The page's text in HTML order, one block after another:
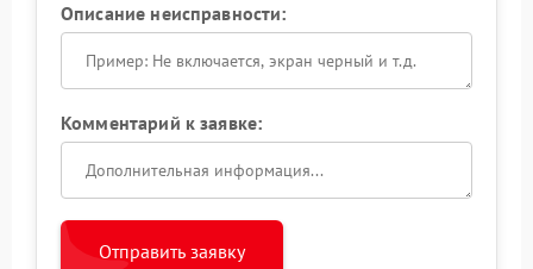
Описание неисправности:
Комментарий к заявке:
Отправить заявку